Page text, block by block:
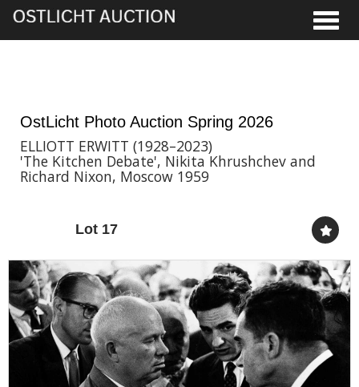
OstLicht Photo Auction Spring 2026
ELLIOTT ERWITT (1928–2023)
'The Kitchen Debate', Nikita Khrushchev and
Richard Nixon, Moscow 1959
Lot 17